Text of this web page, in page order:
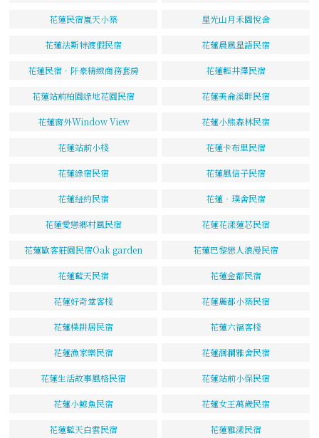
花蓮民宿嵐天小築 星光山月禾園悅舍
花蓮法斯特渡假民宿 花蓮晨風星語民宿
花蓮民宿．阡豪精緻商務套房 花蓮輕井澤民宿
花蓮站前柏園綠地花園民宿 花蓮美侖溪畔民宿
花蓮窗外Window View 花蓮小熊森林民宿
花蓮站前小棧 花蓮卡布里民宿
花蓮綠宿民宿 花蓮風信子民宿
花蓮紐約民宿 花蓮‧璞舍民宿
花蓮愛戀鄉村風民宿 花蓮花漾蓮芯民宿
花蓮歐客莊園民宿Oak garden 花蓮巴黎戀人浪漫民宿
花蓮藍天民宿 花蓮金都民宿
花蓮好奇堂客棧 花蓮麗都小築民宿
花蓮樸耕居民宿 花蓮六福客棧
花蓮漁家樂民宿 花蓮洄瀾雅舍民宿
花蓮生活故事風格民宿 花蓮站前小保民宿
花蓮小鯨魚民宿 花蓮女王萬歲民宿
花蓮藍天白雲民宿 花蓮雅漾民宿